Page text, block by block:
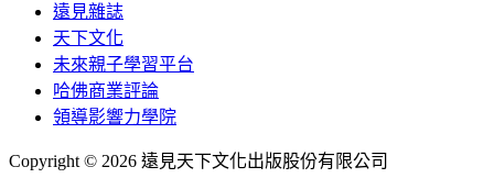
遠見雜誌
天下文化
未來親子學習平台
哈佛商業評論
領導影響力學院
Copyright © 2026 遠見天下文化出版股份有限公司